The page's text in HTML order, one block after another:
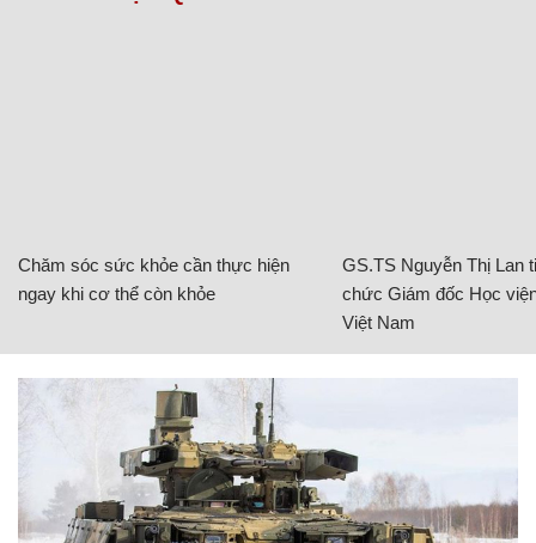
Chăm sóc sức khỏe cần thực hiện
ngay khi cơ thể còn khỏe
GS.TS Nguyễn Thị Lan
chức Giám đốc Học
Việt Nam